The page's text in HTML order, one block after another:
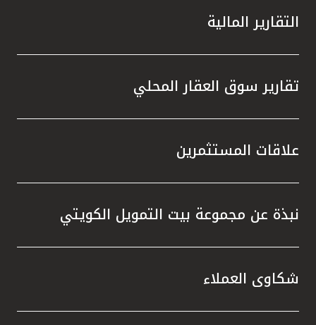
التقارير المالية
تقارير سوق العقار المحلي
علاقات المستثمرين
نبذة عن مجموعة بيت التمويل الكويتي
شكاوى العملاء